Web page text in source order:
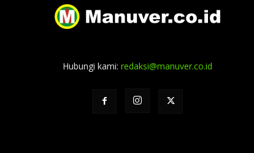
Hubungi kami: redaksi@manuver.co.id